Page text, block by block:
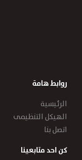
روابط هامة
الرئيسية
الهيكل التنظيمى
اتصل بنا
كن احد متابعينا